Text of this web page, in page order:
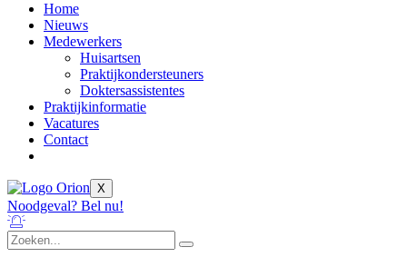
Home
Nieuws
Medewerkers
Huisartsen
Praktijkondersteuners
Doktersassistentes
Praktijkinformatie
Vacatures
Contact
X
Noodgeval? Bel nu!